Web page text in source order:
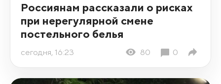
Россиянам рассказали о рисках
при нерегулярной смене
постельного белья
сегодня, 16:23 80 0